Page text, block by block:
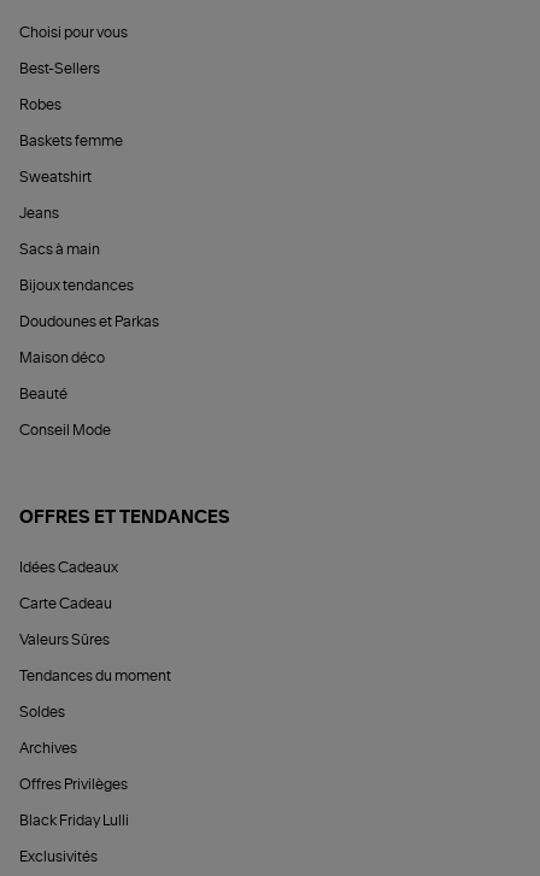
Choisi pour vous
Best-Sellers
Robes
Baskets femme
Sweatshirt
Jeans
Sacs à main
Bijoux tendances
Doudounes et Parkas
Maison déco
Beauté
Conseil Mode
OFFRES ET TENDANCES
Idées Cadeaux
Carte Cadeau
Valeurs Sûres
Tendances du moment
Soldes
Archives
Offres Privilèges
Black Friday Lulli
Exclusivités